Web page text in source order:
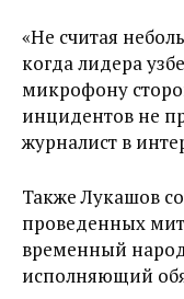
«Не считая
когда лидера
микрофону
инцидентов не
журналист в
Также Лукашов
проведенных
временный
исполняющий